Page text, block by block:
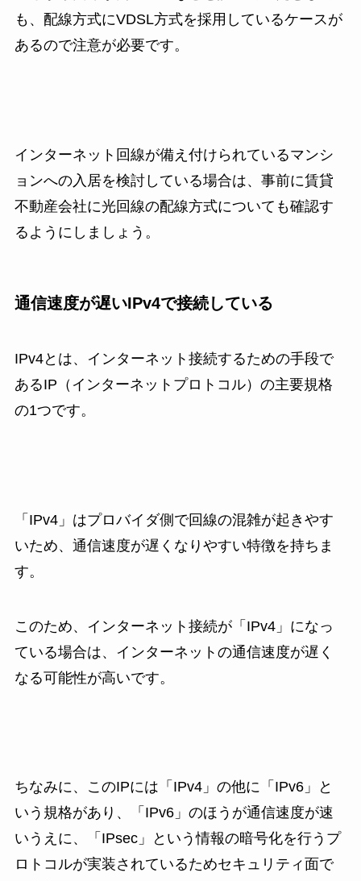
も、配線方式にVDSL方式を採用しているケースが
あるので注意が必要です。
インターネット回線が備え付けられているマンシ
ョンへの入居を検討している場合は、事前に賃貸
不動産会社に光回線の配線方式についても確認す
るようにしましょう。
通信速度が遅いIPv4で接続している
IPv4とは、インターネット接続するための手段で
あるIP（インターネットプロトコル）の主要規格
の1つです。
「IPv4」はプロバイダ側で回線の混雑が起きやす
いため、通信速度が遅くなりやすい特徴を持ちま
す。
このため、インターネット接続が「IPv4」になっ
ている場合は、インターネットの通信速度が遅く
なる可能性が高いです。
ちなみに、このIPには「IPv4」の他に「IPv6」と
いう規格があり、「IPv6」のほうが通信速度が速
いうえに、「IPsec」という情報の暗号化を行うプ
ロトコルが実装されているためセキュリティ面で